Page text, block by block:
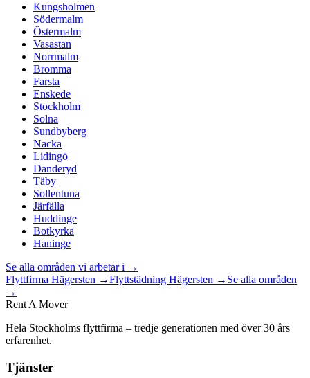
Kungsholmen
Södermalm
Östermalm
Vasastan
Norrmalm
Bromma
Farsta
Enskede
Stockholm
Solna
Sundbyberg
Nacka
Lidingö
Danderyd
Täby
Sollentuna
Järfälla
Huddinge
Botkyrka
Haninge
Se alla områden vi arbetar i →
Flyttfirma Hägersten →Flyttstädning Hägersten → Se alla områden
→
Rent A Mover
Hela Stockholms flyttfirma – tredje generationen med över 30 års
erfarenhet.
Tjänster